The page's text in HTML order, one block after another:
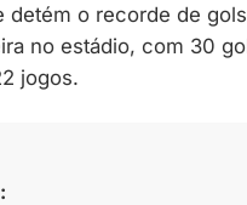
detém o recorde de
no estádio, com 30
jogos.